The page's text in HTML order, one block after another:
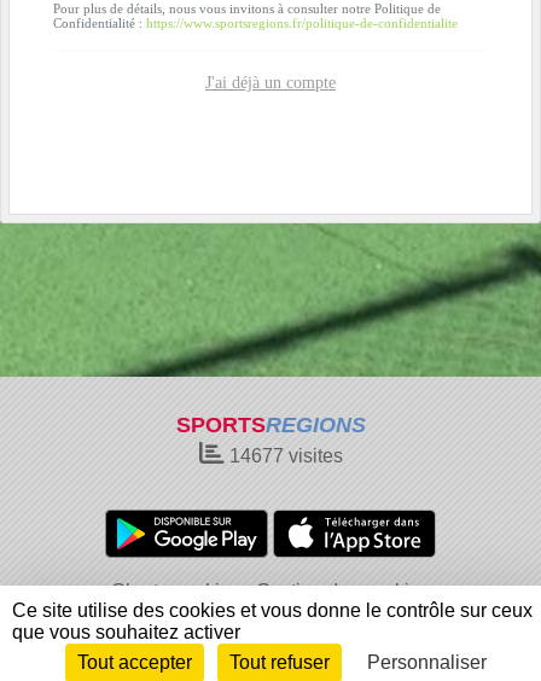
Pour plus de détails, nous vous invitons à consulter notre Politique de
Confidentialité : https://www.sportsregions.fr/politique-de-confidentialite
J'ai déjà un compte
SPORTSREGIONS
14677 visites
Charte cookies
Gestion des cookies
Informations légales
Signaler un contenu inapproprié
Envie de participer ? Connexion
Ce site utilise des cookies et vous donne le contrôle sur ceux
que vous souhaitez activer
Tout accepter
Tout refuser Personnaliser